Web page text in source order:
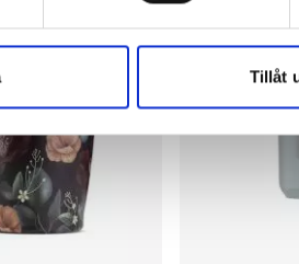
vår trafik. Vi vidarebefordrar
annons- och analysföretag som vi
som du har tillhandahållit eller som
Tillåt